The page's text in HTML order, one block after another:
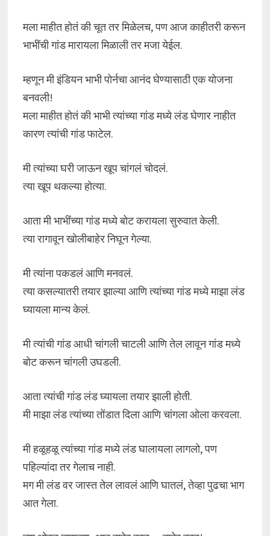
मला माहीत होतं की चूत तर मिळेलच, पण आज काहीतरी करून
भाभींची गांड मारायला मिळाली तर मजा येईल.
म्हणून मी इंडियन भाभी पोर्नचा आनंद घेण्यासाठी एक योजना
बनवली!
मला माहीत होतं की भाभी त्यांच्या गांड मध्ये लंड घेणार नाहीत
कारण त्यांची गांड फाटेल.
मी त्यांच्या घरी जाऊन खूप चांगलं चोदलं.
त्या खूप थकल्या होत्या.
आता मी भाभींच्या गांड मध्ये बोट करायला सुरुवात केली.
त्या रागावून खोलीबाहेर निघून गेल्या.
मी त्यांना पकडलं आणि मनवलं.
त्या कसल्यातरी तयार झाल्या आणि त्यांच्या गांड मध्ये माझा लंड
घ्यायला मान्य केलं.
मी त्यांची गांड आधी चांगली चाटली आणि तेल लावून गांड मध्ये
बोट करून चांगली उघडली.
आता त्यांची गांड लंड घ्यायला तयार झाली होती.
मी माझा लंड त्यांच्या तोंडात दिला आणि चांगला ओला करवला.
मी हळूहळू त्यांच्या गांड मध्ये लंड घालायला लागलो, पण
पहिल्यांदा तर गेलाच नाही.
मग मी लंड वर जास्त तेल लावलं आणि घातलं, तेव्हा पुढचा भाग
आत गेला.